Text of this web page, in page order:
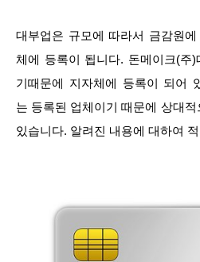
대부업은 규모에 따라서 금감원
체에 등록이 됩니다. 돈메이크(주
기때문에 지자체에 등록이 되어
는 등록된 업체이기 때문에 상대
있습니다. 알려진 내용에 대하여